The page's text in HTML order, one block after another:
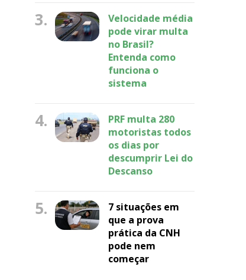
3.
Velocidade média
pode virar multa
no Brasil?
Entenda como
funciona o
sistema
4.
PRF multa 280
motoristas todos
os dias por
descumprir Lei do
Descanso
5.
7 situações em
que a prova
prática da CNH
pode nem
começar